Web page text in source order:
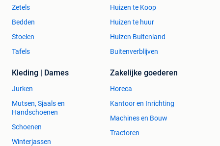
Zetels
Bedden
Stoelen
Tafels
Huizen te Koop
Huizen te huur
Huizen Buitenland
Buitenverblijven
Kleding | Dames
Jurken
Mutsen, Sjaals en
Handschoenen
Schoenen
Winterjassen
Zakelijke goederen
Horeca
Kantoor en Inrichting
Machines en Bouw
Tractoren